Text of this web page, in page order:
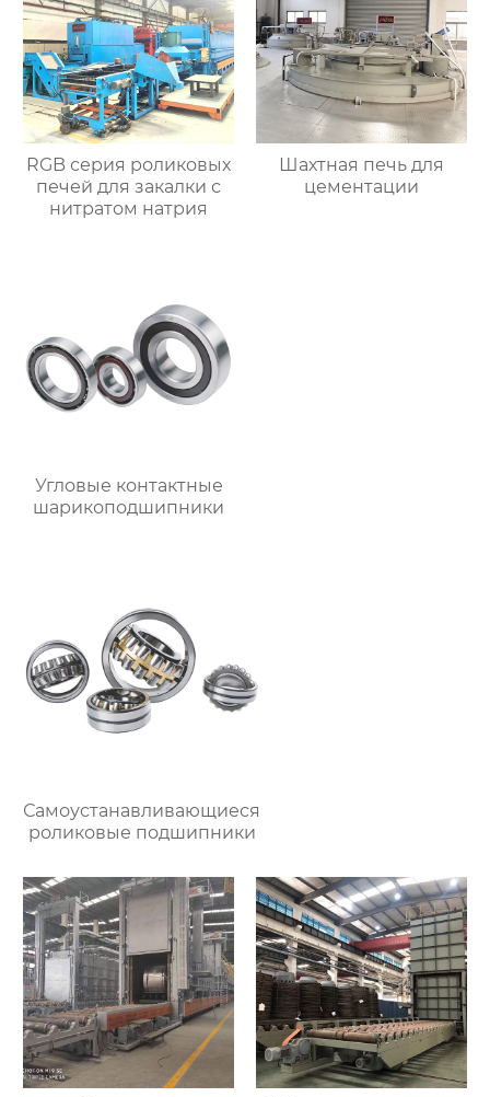
RGB серия роликовых
печей для закалки с
нитратом натрия
Шахтная печь для
цементации
Угловые контактные
шарикоподшипники
Самоустанавливающиеся
роликовые подшипники